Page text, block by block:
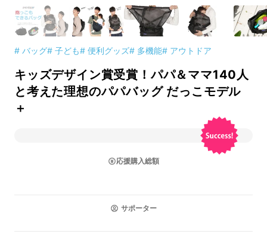
# バッグ# 子ども# 便利グッズ# 多機能# アウトドア
キッズデザイン賞受賞！パパ＆ママ140人
と考えた理想のパパバッグ だっこモデル
＋
応援購入総額
サポーター